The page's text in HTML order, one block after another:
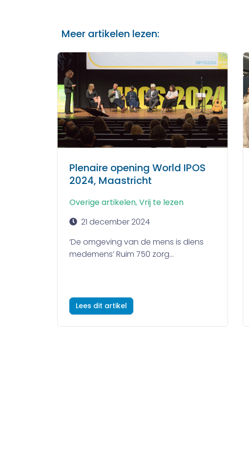
Meer artikelen lezen:
Plenaire opening World IPOS
2024, Maastricht
Overige artikelen, Vrij te lezen
21 december 2024
‘De omgeving van de mens is diens
medemens’ Ruim 750 zorg...
Lees dit artikel